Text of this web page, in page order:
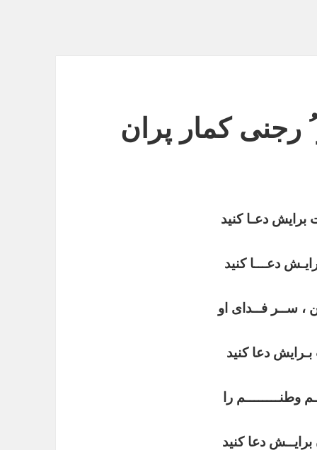
رجنی کمار پران
برایش دعـا کنید
دعـــا کنید
، ســر فــدای او
دعا کنید
وطنــــــــم را
دعا کنید